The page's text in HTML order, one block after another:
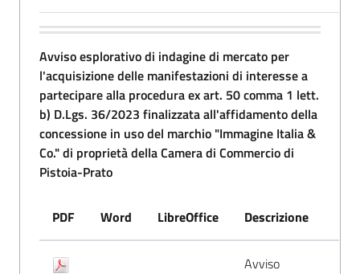
Avviso esplorativo di indagine di mercato per
l'acquisizione delle manifestazioni di interesse a
partecipare alla procedura ex art. 50 comma 1 lett.
b) D.Lgs. 36/2023 finalizzata all'affidamento della
concessione in uso del marchio "Immagine Italia &
Co." di proprietà della Camera di Commercio di
Pistoia-Prato
PDF Word LibreOffice Descrizione
Avviso